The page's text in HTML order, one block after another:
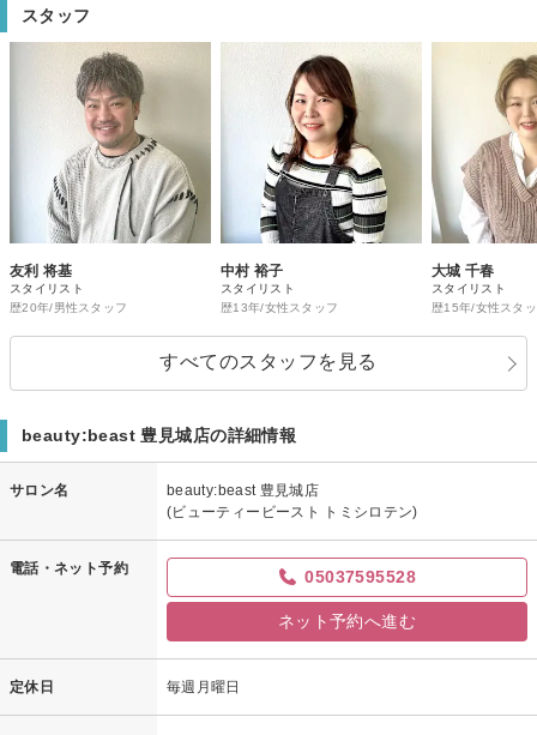
スタッフ
友利 将基
スタイリスト
歴20年/男性スタッフ
中村 裕子
スタイリスト
歴13年/女性スタッフ
大城 千春
スタイリスト
歴15年/女性スタ
すべてのスタッフを見る
beauty:beast 豊見城店の詳細情報
サロン名
beauty:beast 豊見城店
(ビューティービースト トミシロテン)
電話・ネット予約 05037595528
ネット予約へ進む
定休日 毎週月曜日